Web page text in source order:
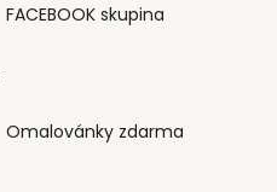
FACEBOOK skupina
Omalovánky zdarma